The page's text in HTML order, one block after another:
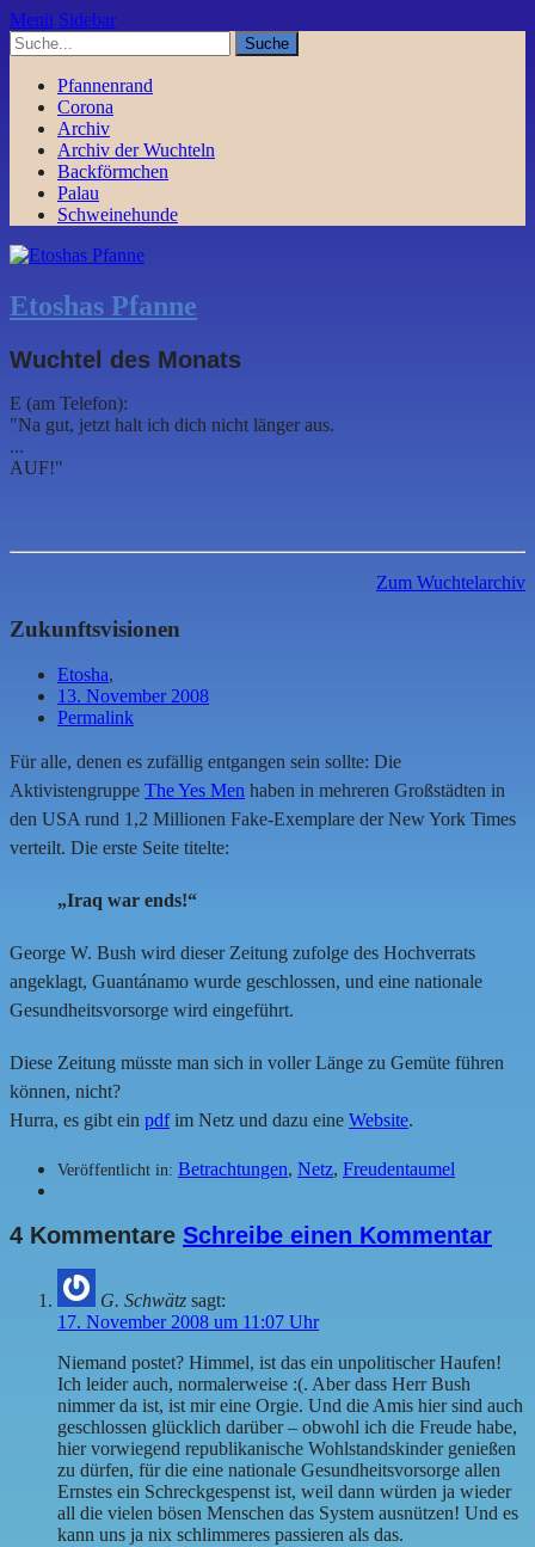
Menü Sidebar
Pfannenrand
Corona
Archiv
Archiv der Wuchteln
Backförmchen
Palau
Schweinehunde
Etoshas Pfanne
Wuchtel des Monats
E (am Telefon):
"Na gut, jetzt halt ich dich nicht länger aus.
...
AUF!"
Zum Wuchtelarchiv
Zukunftsvisionen
Etosha,
13. November 2008
Permalink
Für alle, denen es zufällig entgangen sein sollte: Die
Aktivistengruppe The Yes Men haben in mehreren Großstädten in
den USA rund 1,2 Millionen Fake-Exemplare der New York Times
verteilt. Die erste Seite titelte:
„Iraq war ends!“
George W. Bush wird dieser Zeitung zufolge des Hochverrats
angeklagt, Guantánamo wurde geschlossen, und eine nationale
Gesundheitsvorsorge wird eingeführt.
Diese Zeitung müsste man sich in voller Länge zu Gemüte führen
können, nicht?
Hurra, es gibt ein pdfim Netz und dazu eine Website.
Veröffentlicht in: Betrachtungen, Netz, Freudentaumel
4 Kommentare Schreibe einen Kommentar
G. Schwätz sagt:
17. November 2008 um 11:07 Uhr
Niemand postet? Himmel, ist das ein unpolitischer Haufen!
Ich leider auch, normalerweise :(. Aber dass Herr Bush
nimmer da ist, ist mir eine Orgie. Und die Amis hier sind auch
geschlossen glücklich darüber – obwohl ich die Freude habe,
hier vorwiegend republikanische Wohlstandskinder genießen
zu dürfen, für die eine nationale Gesundheitsvorsorge allen
Ernstes ein Schreckgespenst ist, weil dann würden ja wieder
all die vielen bösen Menschen das System ausnützen! Und es
kann uns ja nix schlimmeres passieren als das.